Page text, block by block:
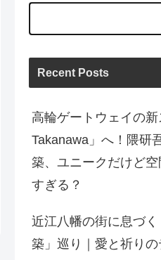
Recent Posts
高輪ゲートウェイの
Takanawa」へ！隈研
築、ユニークだけど
すぎる？
近江八幡の街に息づ
築」巡り｜愛と祈り